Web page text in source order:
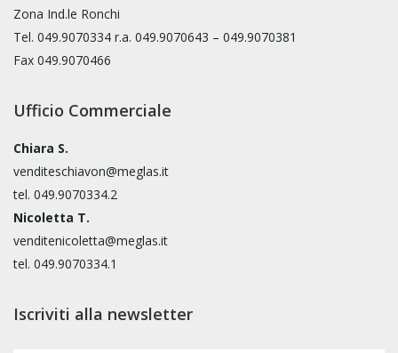
Zona Ind.le Ronchi
Tel. 049.9070334 r.a. 049.9070643 – 049.9070381
Fax 049.9070466
Ufficio Commerciale
Chiara S.
venditeschiavon@meglas.it
tel. 049.9070334.2
Nicoletta T.
venditenicoletta@meglas.it
tel. 049.9070334.1
Iscriviti alla newsletter